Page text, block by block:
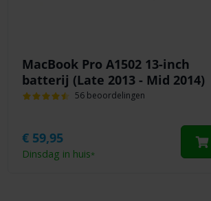
MacBook Pro A1502 13-inch
batterij (Late 2013 - Mid 2014)
56 beoordelingen
Dinsdag in huis*
€59,95